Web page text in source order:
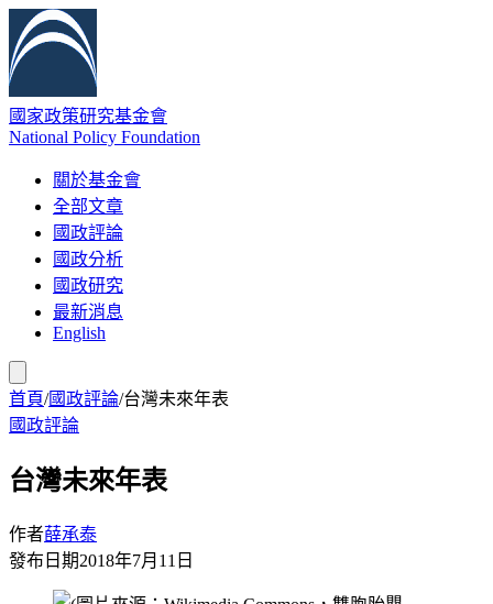
國家政策研究基金會
National Policy Foundation
關於基金會
全部文章
國政評論
國政分析
國政研究
最新消息
English
首頁/國政評論/台灣未來年表
國政評論
台灣未來年表
作者薛承泰
發布日期2018年7月11日